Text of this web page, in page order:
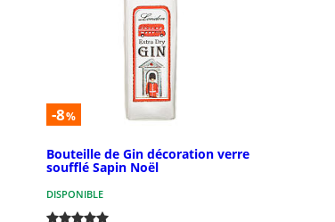
-8%
Bouteille de Gin décoration verre
soufflé Sapin Noël
DISPONIBLE